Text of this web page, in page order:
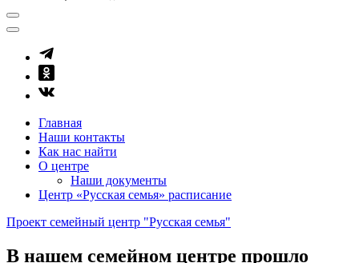
Главная
Наши контакты
Как нас найти
О центре
Наши документы
Центр «Русская семья» расписание
Проект семейный центр "Русская семья"
В нашем семейном центре прошло